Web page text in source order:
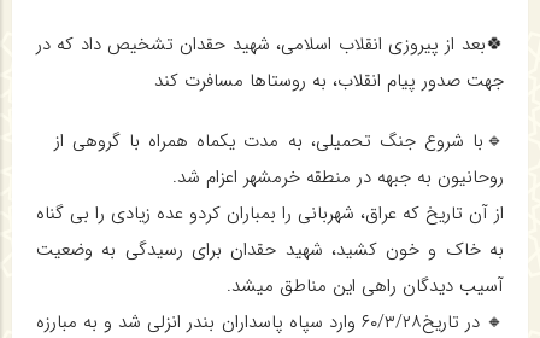
🍀بعد از پیروزی انقلاب اسلامی، شهید حقدان تشخیص داد که در
جهت صدور پیام انقلاب، به روستاها مسافرت کند
🔹با شروع جنگ تحمیلی، به مدت یکماه همراه با گروهی از
روحانیون به جبهه در منطقه خرمشهر اعزام شد.
از آن تاریخ که عراق، شهربانی را بمباران کردو عده زیادی را بی گناه
به خاک و خون کشید، شهید حقدان برای رسیدگی به وضعیت
آسیب دیدگان راهی این مناطق میشد.
🔸 در تاریخ۶۰/۳/۲۸ وارد سپاه پاسداران بندر انزلی شد و به مبارزه